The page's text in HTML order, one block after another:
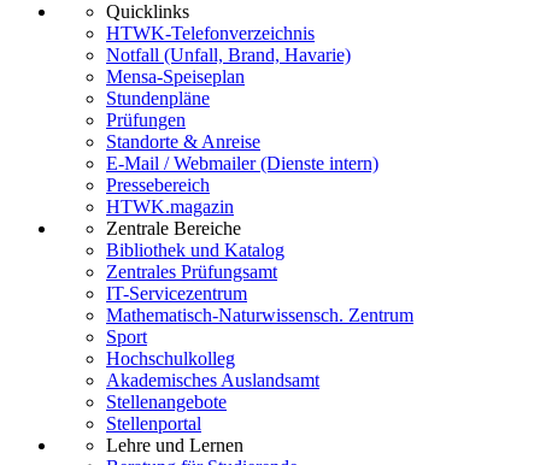
Quicklinks
HTWK-Telefonverzeichnis
Notfall (Unfall, Brand, Havarie)
Mensa-Speiseplan
Stundenpläne
Prüfungen
Standorte & Anreise
E-Mail / Webmailer (Dienste intern)
Pressebereich
HTWK.magazin
Zentrale Bereiche
Bibliothek und Katalog
Zentrales Prüfungsamt
IT-Servicezentrum
Mathematisch-Naturwissensch. Zentrum
Sport
Hochschulkolleg
Akademisches Auslandsamt
Stellenangebote
Stellenportal
Lehre und Lernen